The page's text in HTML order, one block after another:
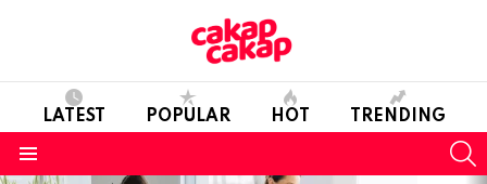
LATEST POPULAR HOT TRENDING